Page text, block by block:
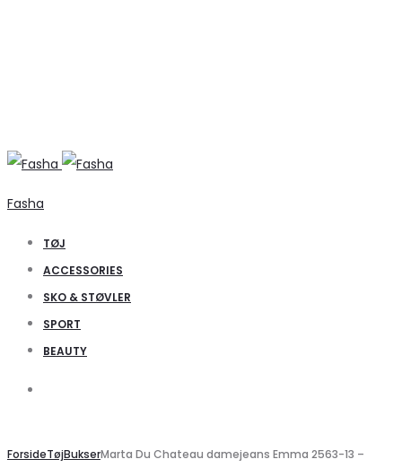
Fasha
TØJ
ACCESSORIES
SKO & STØVLER
SPORT
BEAUTY
ForsideTøjBukserMarta Du Chateau damejeans Emma 2563-13 –